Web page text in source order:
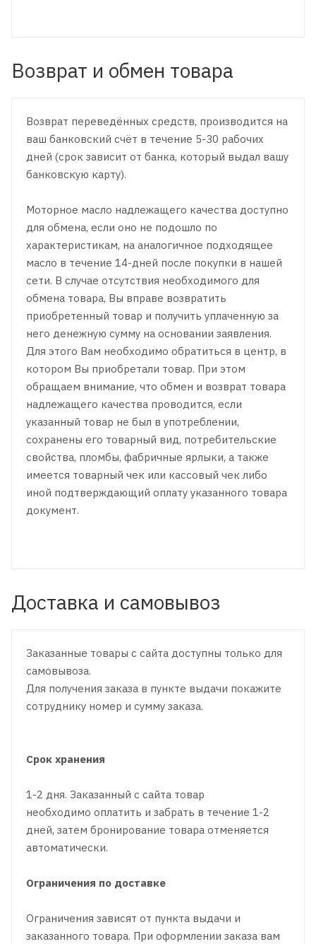
Возврат и обмен товара
Возврат переведённых средств, производится на
ваш банковский счёт в течение 5-30 рабочих
дней (срок зависит от банка, который выдал вашу
банковскую карту).
Моторное масло надлежащего качества доступно
для обмена, если оно не подошло по
характеристикам, на аналогичное подходящее
масло в течение 14-дней после покупки в нашей
сети. В случае отсутствия необходимого для
обмена товара, Вы вправе возвратить
приобретенный товар и получить уплаченную за
него денежную сумму на основании заявления.
Для этого Вам необходимо обратиться в центр, в
котором Вы приобретали товар. При этом
обращаем внимание, что обмен и возврат товара
надлежащего качества проводится, если
указанный товар не был в употреблении,
сохранены его товарный вид, потребительские
свойства, пломбы, фабричные ярлыки, а также
имеется товарный чек или кассовый чек либо
иной подтверждающий оплату указанного товара
документ.
Доставка и самовывоз
Заказанные товары с сайта доступны только для
самовывоза.
Для получения заказа в пункте выдачи покажите
сотруднику номер и сумму заказа.
Срок хранения
1-2 дня. Заказанный с сайта товар
необходимо оплатить и забрать в течение 1-2
дней, затем бронирование товара отменяется
автоматически.
Ограничения по доставке
Ограничения зависят от пункта выдачи и
заказанного товара. При оформлении заказа вам